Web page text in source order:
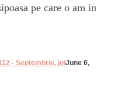
pe care o am in
- Septembrie, joiJune 6,